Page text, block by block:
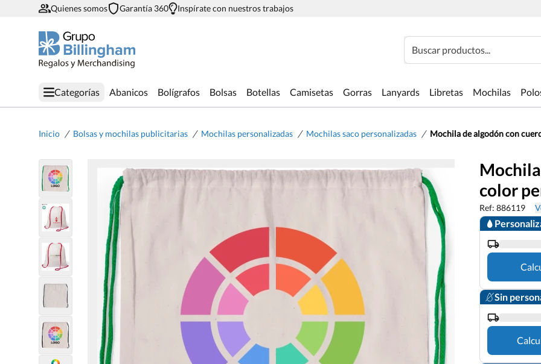
Quienes somos Garantía 360 Inspírate con nuestros trabajos
Buscar productos...
Categorías Abanicos Bolígrafos Bolsas Botellas Camisetas Gorras Lanyards Libretas Mochilas
Inicio / Bolsas y mochilas publicitarias / Mochilas personalizadas / Mochilas saco personalizadas / Mochila de algodón con
color
Ref: 886119
Sin